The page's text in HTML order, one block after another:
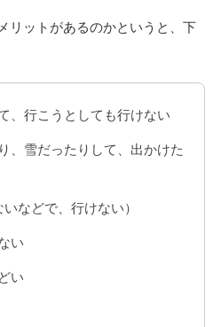
リットがあるのかというと、下
、行こうとしても行けない
、雪だったりして、出かけた
などで、行けない）
い
い